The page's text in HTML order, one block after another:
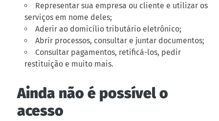
Representar sua empresa ou cliente e utilizar os
serviços em nome deles;
Aderir ao domicílio tributário eletrônico;
Abrir processos, consultar e juntar documentos;
Consultar pagamentos, retificá-los, pedir
restituição e muito mais.
Ainda não é possível o
acesso